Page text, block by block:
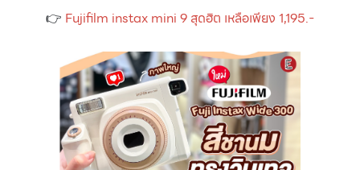
👉 Fujifilm instax mini 9 สุดฮิต เหลือเพียง 1,195.-